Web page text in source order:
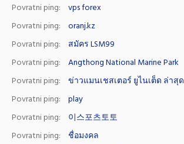
Povratni ping:
vps forex
Povratni ping:
oranj.kz
Povratni ping:
สมัคร LSM99
Povratni ping:
Angthong National Marine Park
Povratni ping:
ข่าวแมนเชสเตอร์ ยูไนเต็ด ล่าสุด
Povratni ping:
play
Povratni ping:
이스포츠토토
Povratni ping:
ชื่อมงคล